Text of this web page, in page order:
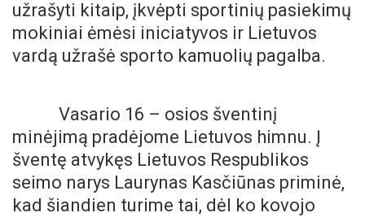
užrašyti kitaip, įkvėpti sportinių pasiekimų
mokiniai ėmėsi iniciatyvos ir Lietuvos
vardą užrašė sporto kamuolių pagalba.
Vasario 16 – osios šventinį
minėjimą pradėjome Lietuvos himnu. Į
šventę atvykęs Lietuvos Respublikos
seimo narys Laurynas Kasčiūnas priminė,
kad šiandien turime tai, dėl ko kovojo